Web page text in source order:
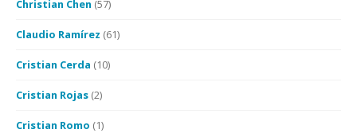
Christian Chen (57)
Claudio Ramírez (61)
Cristian Cerda (10)
Cristian Rojas (2)
Cristian Romo (1)